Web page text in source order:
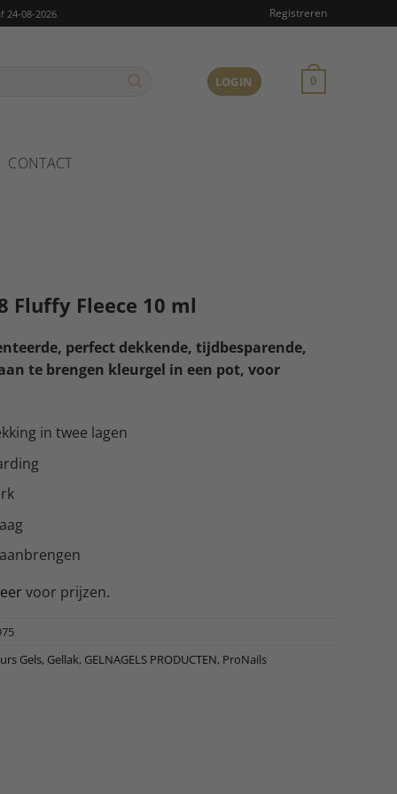
08-2026 Registreren
LOGIN 0
CONTACT
Fluffy Fleece 10 ml
perfect dekkende, tijdbesparende,
te brengen kleurgel in een pot, voor
in twee lagen
voor prijzen.
Gels, Gellak, GELNAGELS PRODUCTEN, ProNails